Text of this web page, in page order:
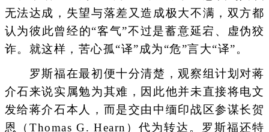
无法达成，失望与落差又造成极大不满，双方都
认为彼此曾经的“客气”不过是蓄意延宕、虚伪狡
诈。就这样，苦心孤“译”成为“危”言大“译”。
罗斯福在最初便十分清楚，观察组计划对蒋
介石来说实属勉为其难，因此他并未直接将电文
发给蒋介石本人，而是交由中缅印战区参谋长贺
恩（Thomas G. Hearn）代为转达。罗斯福还特